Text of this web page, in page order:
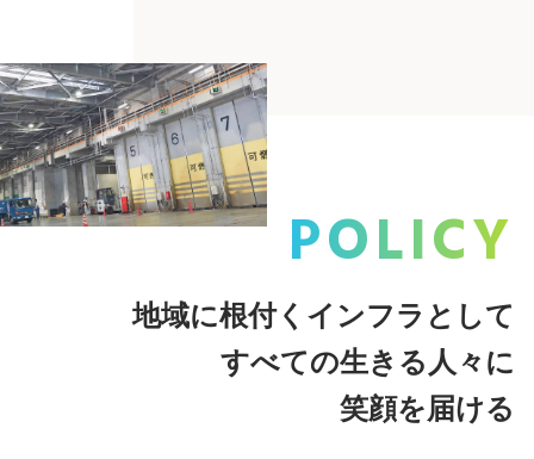
POLICY
地域に根付くインフラとして
すべての生きる人々に
笑顔を届ける